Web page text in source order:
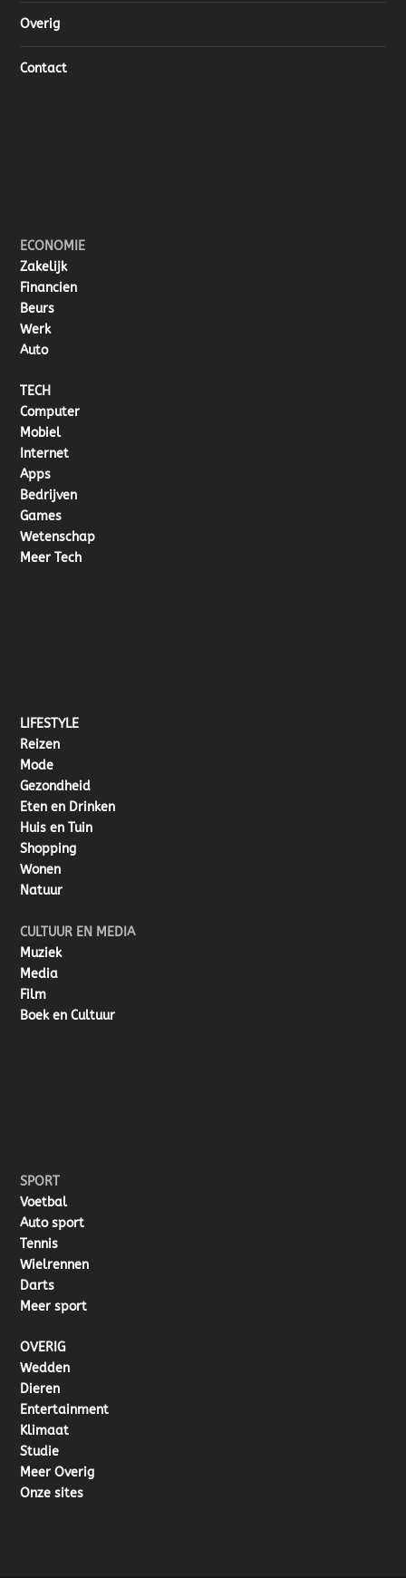
Overig
Contact
ECONOMIE
Zakelijk
Financien
Beurs
Werk
Auto
TECH
Computer
Mobiel
Internet
Apps
Bedrijven
Games
Wetenschap
Meer Tech
LIFESTYLE
Reizen
Mode
Gezondheid
Eten en Drinken
Huis en Tuin
Shopping
Wonen
Natuur
CULTUUR EN MEDIA
Muziek
Media
Film
Boek en Cultuur
SPORT
Voetbal
Auto sport
Tennis
Wielrennen
Darts
Meer sport
OVERIG
Wedden
Dieren
Entertainment
Klimaat
Studie
Meer Overig
Onze sites